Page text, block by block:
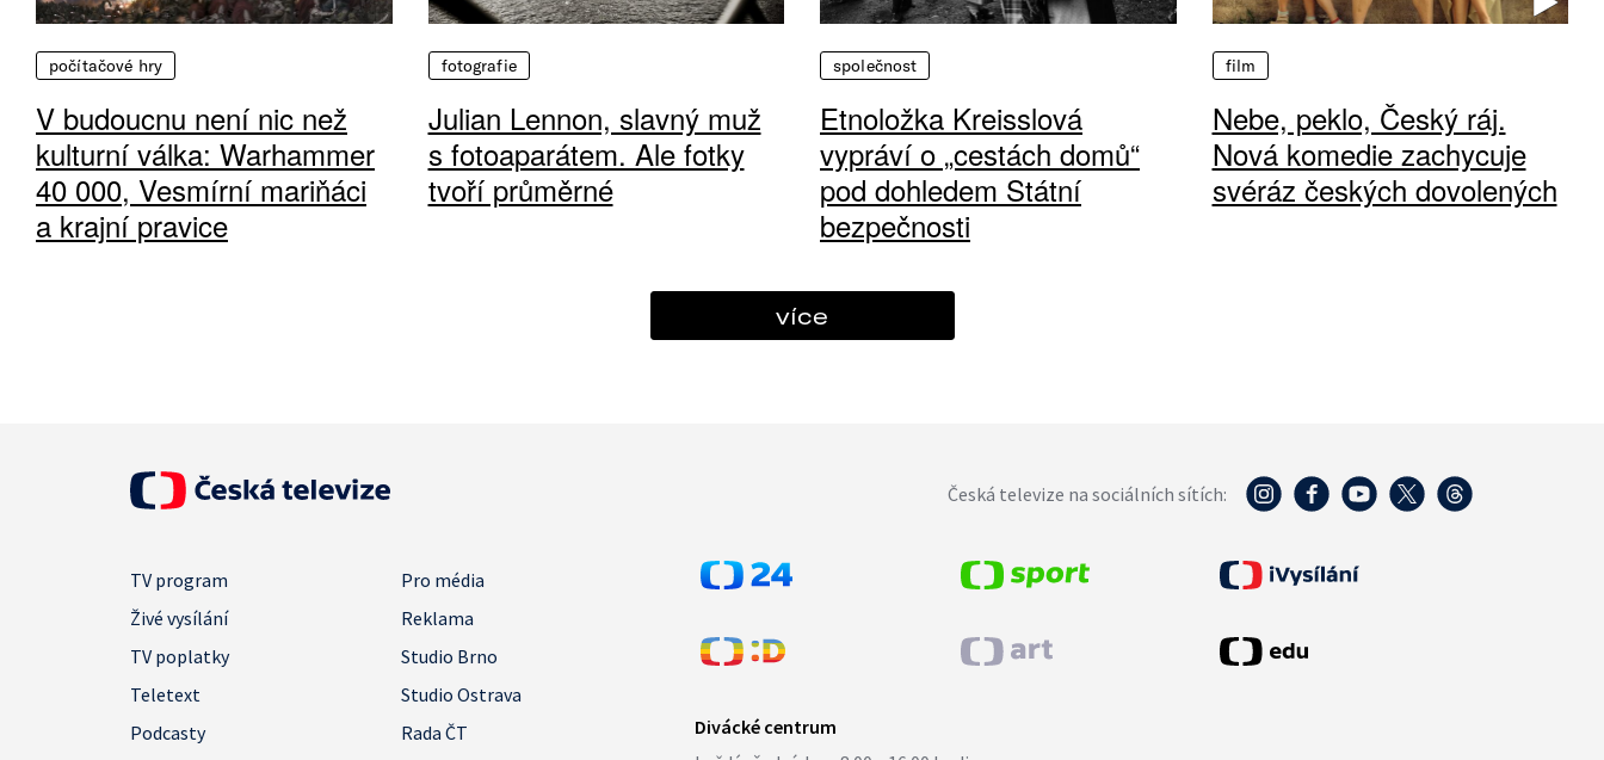
počítačové hry
V budoucnu není nic než
kulturní válka: Warhammer
40 000, Vesmírní mariňáci
a krajní pravice
fotografie
Julian Lennon, slavný muž
s fotoaparátem. Ale fotky
tvoří průměrné
společnost
Etnoložka Kreisslová
vypráví o „cestách domů“
pod dohledem Státní
bezpečnosti
film
Nebe, peklo, Český ráj.
Nová komedie zachycuje
svéráz českých dovolených
více
Česká televize na sociálních sítích:
TV program
Pro média
Živé vysílání
Reklama
TV poplatky
Studio Brno
Teletext
Studio Ostrava
Podcasty
Rada ČT